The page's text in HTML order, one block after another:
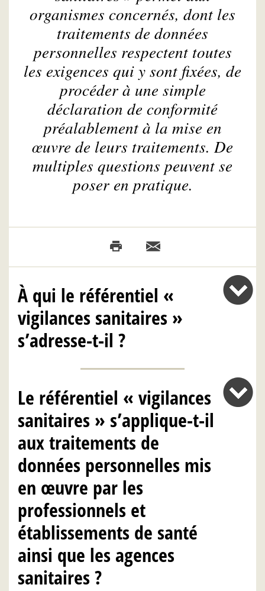
organismes concernés, dont les
traitements de données
personnelles respectent toutes
les exigences qui y sont fixées, de
procéder à une simple
déclaration de conformité
préalablement à la mise en
œuvre de leurs traitements. De
multiples questions peuvent se
poser en pratique.
À qui le référentiel «
vigilances sanitaires »
s’adresse-t-il ?
Le référentiel « vigilances
sanitaires » s’applique-t-il
aux traitements de
données personnelles mis
en œuvre par les
professionnels et
établissements de santé
ainsi que les agences
sanitaires ?